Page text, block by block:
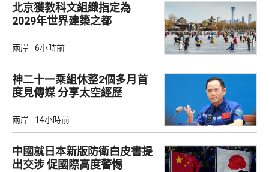
北京獲教科文組織指定為
2029年世界建築之都
兩岸 6小時前
神二十一乘組休整2個多月首
度見傳媒 分享太空經歷
兩岸 14小時前
中國就日本新版防衛白皮書提
出交涉 促國際高度警惕